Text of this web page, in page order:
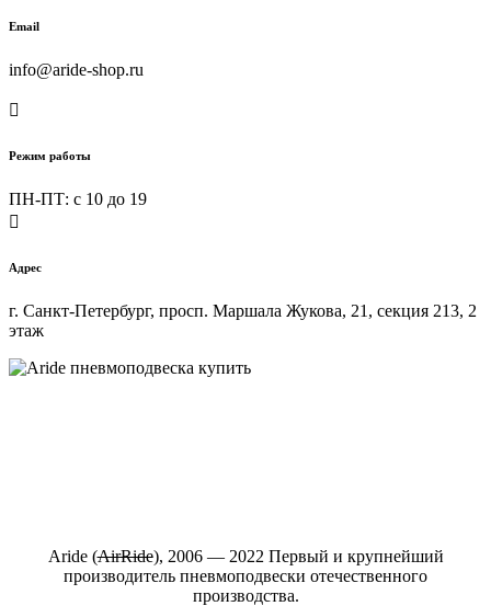
Email
info@aride-shop.ru

Режим работы
ПН-ПТ: c 10 до 19

Адрес
г. Санкт-Петербург, просп. Маршала Жукова, 21, секция 213, 2
этаж
Aride (АirRide), 2006 — 2022 Первый и крупнейший
производитель пневмоподвески отечественного
производства.